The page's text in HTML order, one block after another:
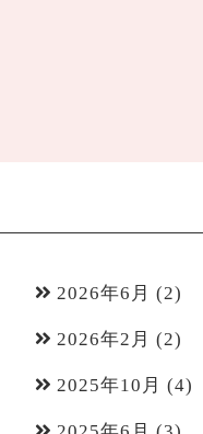
2026年6月 (2)
2026年2月 (2)
2025年10月 (4)